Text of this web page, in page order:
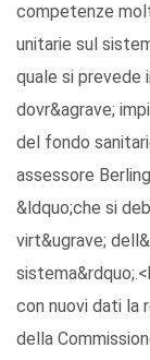
competenze
unitarie sul
quale si prevede
dovr&agrave;
del fondo
assessore
&ldquo;che si
virt&ugrave;
con nuovi dati la
della